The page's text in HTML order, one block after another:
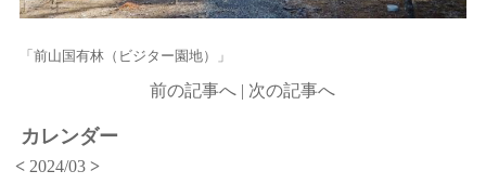
「前山国有林（ビジター園地）」
前の記事へ | 次の記事へ
カレンダー
< 2024/03>